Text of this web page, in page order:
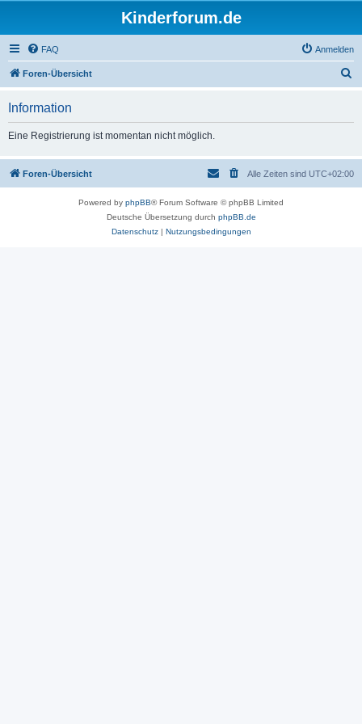
Kinderforum.de
FAQ Anmelden
Foren-Übersicht
Information
Eine Registrierung ist momentan nicht möglich.
Foren-Übersicht Alle Zeiten sind UTC+02:00
Powered by phpBB® Forum Software © phpBB Limited
Deutsche Übersetzung durch phpBB.de
Datenschutz| Nutzungsbedingungen